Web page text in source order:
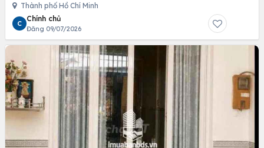
Thành phố Hồ Chí Minh
C
Chính chủ
Đăng 09/07/2026